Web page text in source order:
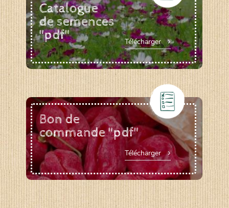
Catalogue
de semences
"pdf"
Télécharger
Bon de
commande "pdf"
Télécharger